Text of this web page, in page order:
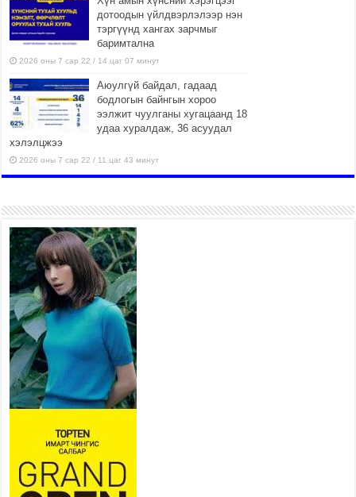
дотоодын үйлдвэрлэлээр нэн
тэргүүнд хангах зарчмыг
баримтална
2026 оны 7 сар 22 / 14 цаг 07 минут
Аюулгүй байдал, гадаад
бодлогын байнгын хороо
ээлжит чуулганы хугацаанд 18
удаа хуралдаж, 36 асуудал
хэлэлцжээ
2026 оны 7 сар 22 / 11 цаг 43 минут
боломжтой-Хүүхэд хөгжүүлэх
төв” байгуулах төсөлд төр,
хувийн хэвшлийн түншлэлийн хүрээнд хамтран
ажиллахыг урьж байна
2026 оны 7 сар 22 / 9 цаг 28 минут
Б.Пүрэвдагва: “Урт цагаан”-ыг
залуучууд чөлөөт цагаа
өнгөрүүлдэг, жуулчид зорьж
ирдэг цэг болгоно
2026 оны 7 сар 21 / 16 цаг 47 минут
Тусгай замын автобус /BRT/ төслийн удирдах
хорооны ээлжит хуралдаан боллоо
Ерөнхий сайд Н.Учрал БНХАУ-аас Монгол Улсад
суугаа Элчин сайд Шэнь Миньжюанийг хүлээн
авч уулзав
2026 оны 7 сар 21 / 16 цаг 39 минут